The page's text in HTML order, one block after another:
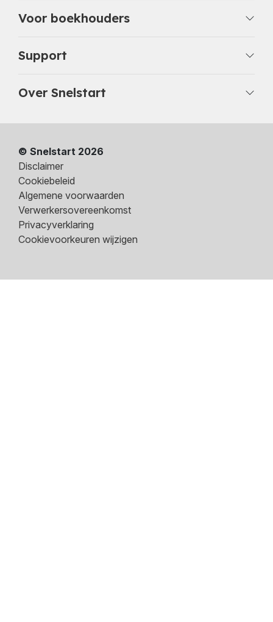
Voor boekhouders
Support
Over Snelstart
© Snelstart 2026
Disclaimer
Cookiebeleid
Algemene voorwaarden
Verwerkersovereenkomst
Privacyverklaring
Cookievoorkeuren wijzigen